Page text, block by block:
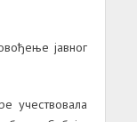
јавног
учествовала